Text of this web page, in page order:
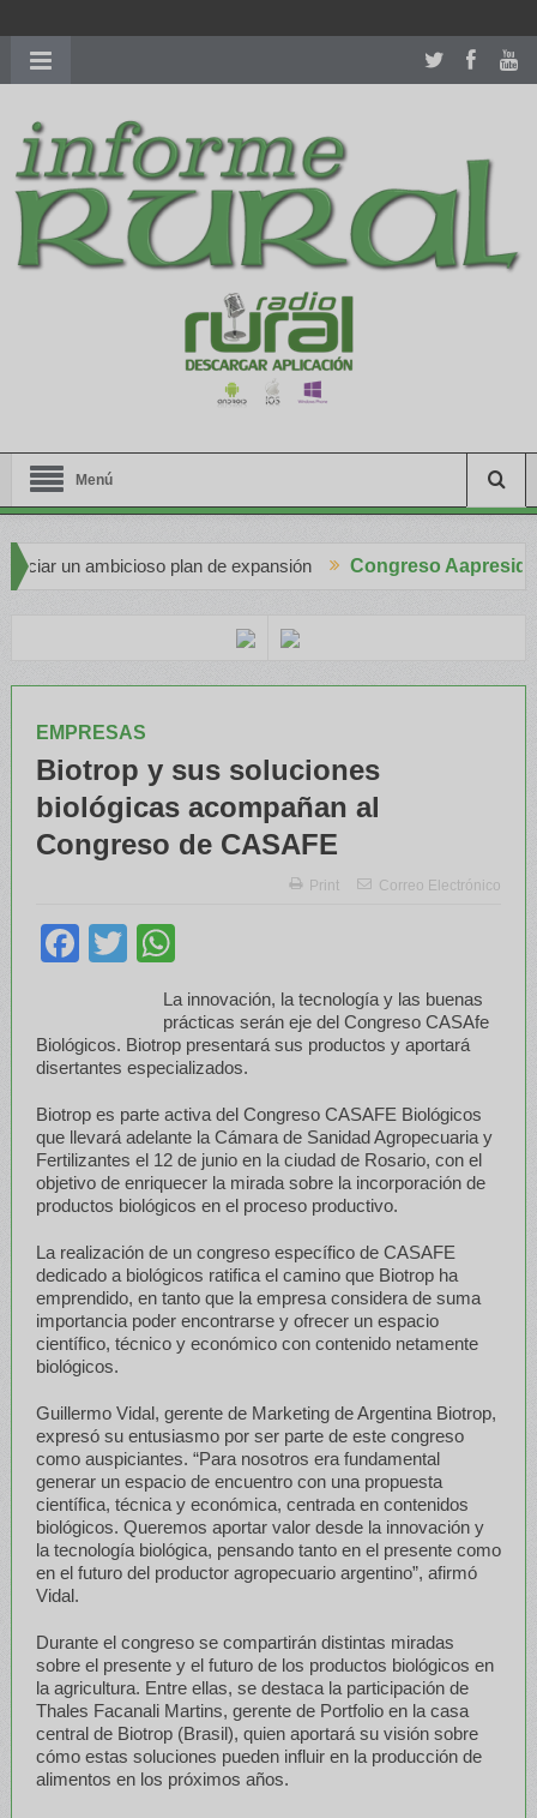
richardmillereplica
women.patekphilippe.tofor sale in usa recognized command with
dining room table ceremony. welcome to our
perfectwatches.is
shop. best youngsexdoll.comwith professional customer
services. 1: 1 design high
https://reallydiamond.com/
Menú
plan de expansión Congreso Aapresid 2026
EMPRESAS
Biotrop y sus soluciones
biológicas acompañan al
Congreso de CASAFE
Print Correo Electrónico
Facebook
Twitter
La innovación, la tecnología y las buenas
prácticas serán eje del Congreso CASAfe
Biológicos. Biotrop presentará sus productos y aportará
disertantes especializados.
Biotrop es parte activa del Congreso CASAFE Biológicos
que llevará adelante la Cámara de Sanidad Agropecuaria y
Fertilizantes el 12 de junio en la ciudad de Rosario, con el
objetivo de enriquecer la mirada sobre la incorporación de
productos biológicos en el proceso productivo.
La realización de un congreso específico de CASAFE
dedicado a biológicos ratifica el camino que Biotrop ha
emprendido, en tanto que la empresa considera de suma
importancia poder encontrarse y ofrecer un espacio
científico, técnico y económico con contenido netamente
biológicos.
Guillermo Vidal, gerente de Marketing de Argentina Biotrop,
expresó su entusiasmo por ser parte de este congreso
como auspiciantes. “Para nosotros era fundamental
generar un espacio de encuentro con una propuesta
científica, técnica y económica, centrada en contenidos
biológicos. Queremos aportar valor desde la innovación y
la tecnología biológica, pensando tanto en el presente como
en el futuro del productor agropecuario argentino”, afirmó
Vidal.
Durante el congreso se compartirán distintas miradas
sobre el presente y el futuro de los productos biológicos en
la agricultura. Entre ellas, se destaca la participación de
Thales Facanali Martins, gerente de Portfolio en la casa
central de Biotrop (Brasil), quien aportará su visión sobre
cómo estas soluciones pueden influir en la producción de
alimentos en los próximos años.